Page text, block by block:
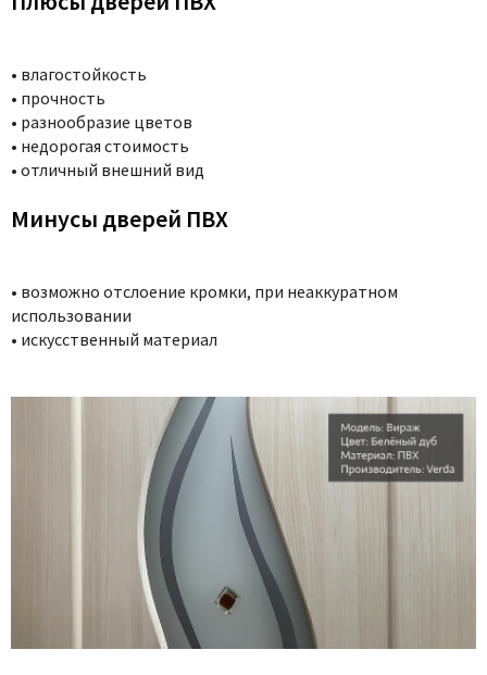
• влагостойкость
• прочность
• разнообразие цветов
• недорогая стоимость
• отличный внешний вид
Минусы дверей ПВХ
• возможно отслоение кромки, при неаккуратном
использовании
• искусственный материал